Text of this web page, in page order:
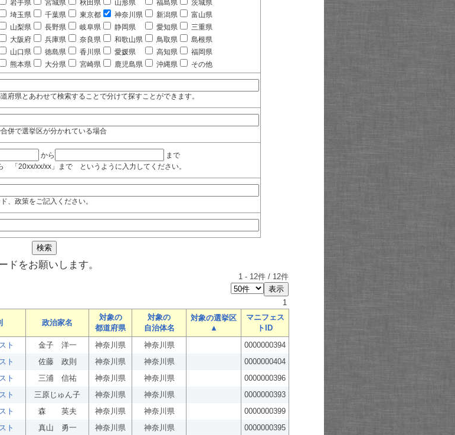
岩手県 宮城県 秋田県 山形県 福島県
茨城県
埼玉県 千葉県 東京都 神奈川県 新潟県
富山県
山梨県 長野県 岐阜県 静岡県 愛知県
三重県
大阪府 兵庫県 奈良県 和歌山県 鳥取県
島根県
山口県 徳島県 香川県 愛媛県 高知県
福岡県
熊本県 大分県 宮崎県 鹿児島県 沖縄県 その他
府県とあわせて検索することで分けて探すことができます。
併で選挙区が分かれている場合
から
まで
20xx/xx/xx」まで というように入力してください。
、政策をご記入ください。
ドをお願いします。
1 - 12件 / 12件
1
政治家名
対象の
都道府県
対象の
自治体名
対象の選挙区
▲
マニフェス
トID
ト 金子 洋一 神奈川県 神奈川県
0000000394
ト 佐藤 政則 神奈川県 神奈川県
0000000404
ト 三浦 信祐 神奈川県 神奈川県
0000000396
ト 三原じゅん子 神奈川県 神奈川県
0000000393
ト 森 英夫 神奈川県 神奈川県
0000000399
ト 真山 勇一 神奈川県 神奈川県
0000000395